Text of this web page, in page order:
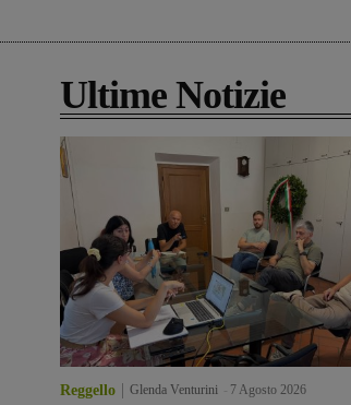
Ultime Notizie
Reggello Glenda Venturini 7 Agosto 2026